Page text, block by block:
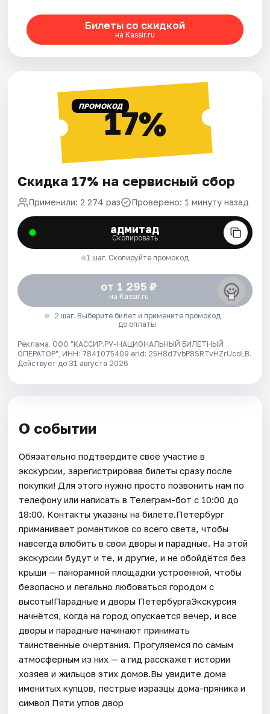
Билеты со скидкой
на Kassir.ru
ПРОМОКОД17%
Скидка 17% на сервисный сбор
Применили: 2 274 раз Проверено: 1 минуту назад
адмитад
Скопировать
1 шаг. Скопируйте промокод
от 1 295 ₽
на Kassir.ru
2 шаг. Выберите билет и примените промокод
до оплаты
Реклама. ООО "КАССИР.РУ-НАЦИОНАЛЬНЫЙ БИЛЕТНЫЙ
ОПЕРАТОР", ИНН: 7841075409 erid: 25H8d7vbP8SRTvHZrUcdLB.
Действует до 31 августа 2026
О событии
Обязательно подтвердите своё участие в
экскурсии, зарегистрировав билеты сразу после
покупки! Для этого нужно просто позвонить нам по
телефону или написать в Телеграм-бот с 10:00 до
18:00. Контакты указаны на билете.Петербург
приманивает романтиков со всего света, чтобы
навсегда влюбить в свои дворы и парадные. На этой
экскурсии будут и те, и другие, и не обойдётся без
крыши — панорамной площадки устроенной, чтобы
безопасно и легально любоваться городом с
высоты!Парадные и дворы ПетербургаЭкскурсия
начнётся, когда на город опускается вечер, и все
дворы и парадные начинают принимать
таинственные очертания. Прогуляемся по самым
атмосферным из них — а гид расскажет истории
хозяев и жильцов этих домов.Вы увидите дома
именитых купцов, пестрые изразцы дома-пряника и
символ Пяти углов двор